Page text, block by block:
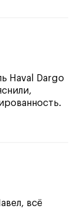
Haval Dargo
всё